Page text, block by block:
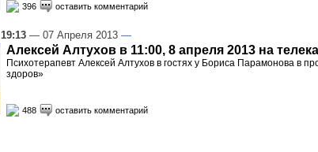
396 оставить комментарий
19:13 — 07 Апреля 2013 —
Алексей Алтухов в 11:00, 8 апреля 2013 на
Психотерапевт Алексей Алтухов в гостях у Бориса Парамонова в
здоров»
488 оставить комментарий